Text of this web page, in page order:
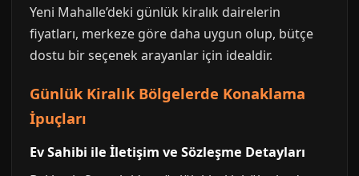
Yeni Mahalle’deki günlük kiralık dairelerin
fiyatları, merkeze göre daha uygun olup, bütçe
dostu bir seçenek arayanlar için idealdir.
Günlük Kiralık Bölgelerde Konaklama
İpuçları
Ev Sahibi ile İletişim ve Sözleşme Detayları